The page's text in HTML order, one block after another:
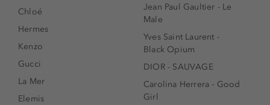
Chloé
Hermes
Kenzo
Gucci
La Mer
Elemis
Jean Paul Gaultier - Le
Male
Yves Saint Laurent -
Black Opium
DIOR - SAUVAGE
Carolina Herrera - Good
Girl